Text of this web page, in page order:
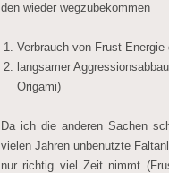
den wieder wegzubekommen
Verbrauch von Frust-
langsamer
Origami)
Da ich die anderen Sachen
vielen Jahren unbenutzte
nur richtig viel Zeit nimmt